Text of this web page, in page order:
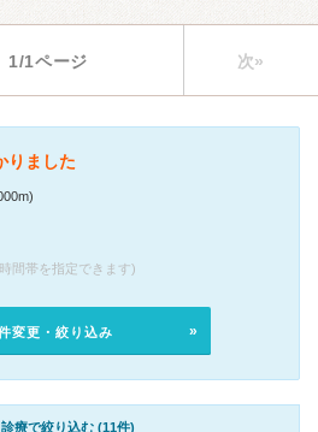
1/1ページ 次»
りました
間帯を指定できます)
変更・絞り込み
療で絞り込む (11件)